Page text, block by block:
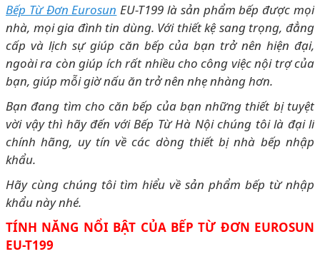
Bếp Từ Đơn Eurosun EU-T199 là sản phẩm bếp được mọi
nhà, mọi gia đình tin dùng. Với thiết kệ sang trọng, đẳng
cấp và lịch sự giúp căn bếp của bạn trở nên hiện đại,
ngoài ra còn giúp ích rất nhiều cho công việc nội trợ của
bạn, giúp mỗi giờ nấu ăn trở nên nhẹ nhàng hơn.
Bạn đang tìm cho căn bếp của bạn những thiết bị tuyệt
vời vậy thì hãy đến với Bếp Từ Hà Nội chúng tôi là đại lí
chính hãng, uy tín về các dòng thiết bị nhà bếp nhập
khẩu.
Hãy cùng chúng tôi tìm hiểu về sản phẩm bếp từ nhập
khẩu này nhé.
TÍNH NĂNG NỔI BẬT CỦA BẾP TỪ ĐƠN EUROSUN
EU-T199